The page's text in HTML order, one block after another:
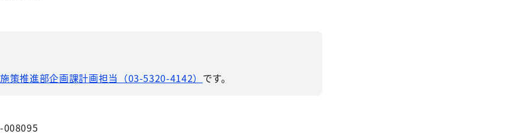
策推進部企画課計画担当（03-5320-4142） です。
008095